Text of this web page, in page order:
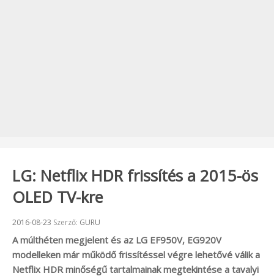
LG: Netflix HDR frissítés a 2015-ös
OLED TV-kre
Beküldve:
2016-08-23 Szerző: GURU
A múlthéten megjelent és az LG EF950V, EG920V
modelleken már működő frissítéssel végre lehetővé válik a
Netflix HDR minőségű tartalmainak megtekintése a tavalyi